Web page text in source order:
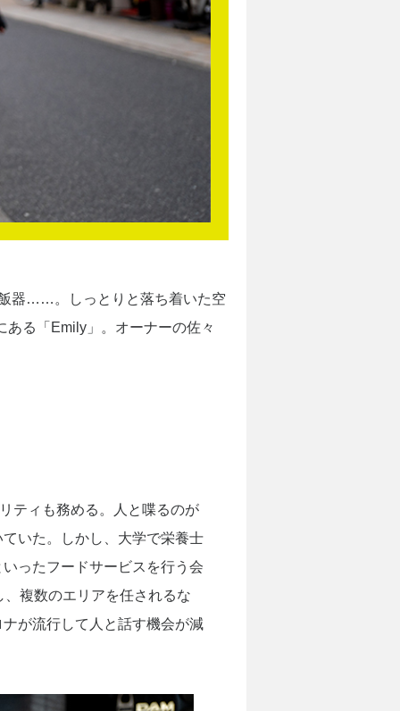
器……。しっとりと落ち着いた空
る「Emily」。オーナーの佐々
ティも務める。人と喋るのが
いた。しかし、大学で栄養士
ったフードサービスを行う会
複数のエリアを任されるな
が流行して人と話す機会が減